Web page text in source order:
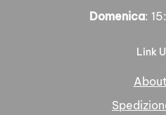
Domenica:
Link